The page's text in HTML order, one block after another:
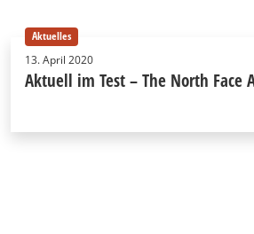
Aktuelles
13. April 2020
Aktuell im Test – The North Face